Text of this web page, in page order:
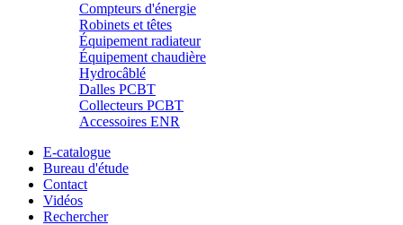
Compteurs d'énergie
Robinets et têtes
Équipement radiateur
Équipement chaudière
Hydrocâblé
Dalles PCBT
Collecteurs PCBT
Accessoires ENR
E-catalogue
Bureau d'étude
Contact
Vidéos
Rechercher